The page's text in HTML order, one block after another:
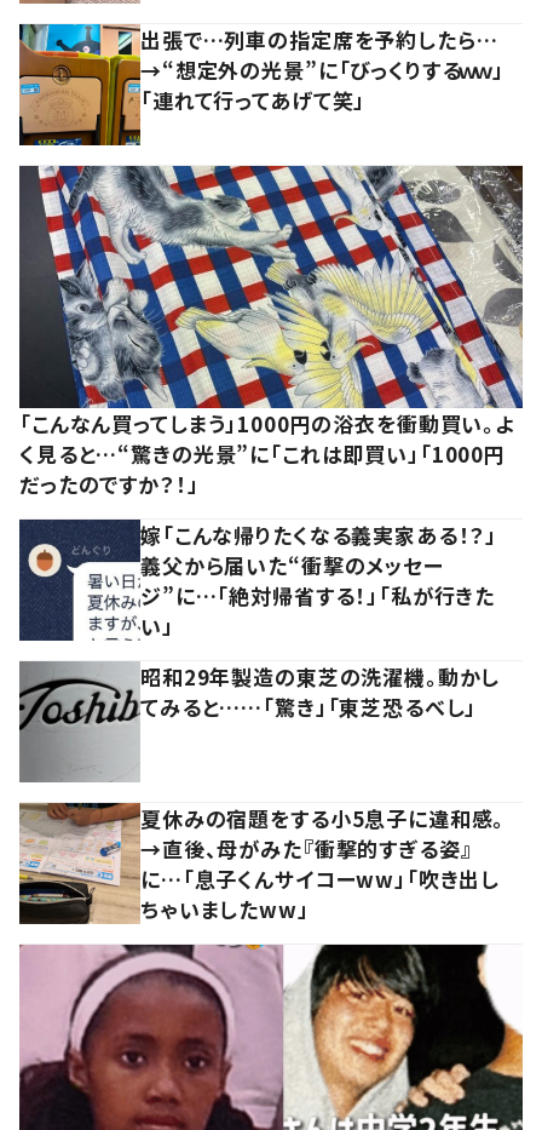
出張で…列車の指定席を予約したら…
→“想定外の光景”に「びっくりするｗｗ」
「連れて行ってあげて笑」
「こんなん買ってしまう」1000円の浴衣を衝動買い。よ
く見ると…“驚きの光景”に「これは即買い」「1000円
だったのですか？！」
嫁「こんな帰りたくなる義実家ある！？」
義父から届いた“衝撃のメッセー
ジ”に…「絶対帰省する！」「私が行きた
い」
昭和29年製造の東芝の洗濯機。動かし
てみると……「驚き」「東芝恐るべし」
夏休みの宿題をする小5息子に違和感。
→直後、母がみた『衝撃的すぎる姿』
に…「息子くんサイコーww」「吹き出し
ちゃいましたww」